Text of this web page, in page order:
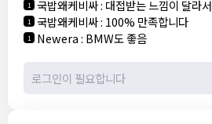
1 국밥왜케비싸: 대접받는 느낌이 달라서
1 국밥왜케비싸: 100% 만족합니다
1 Newera: BMW도 좋음